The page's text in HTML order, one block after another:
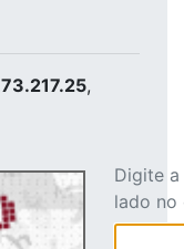
,
Digite
lado no